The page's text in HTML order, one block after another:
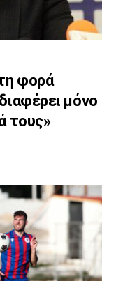
φορά
μόνο
τους»